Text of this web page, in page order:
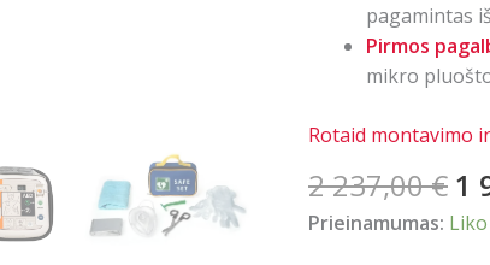
pagamintas
Pirmos
mikro
Rotaid montavimo
2 237,00€ 1
Prieinamumas: